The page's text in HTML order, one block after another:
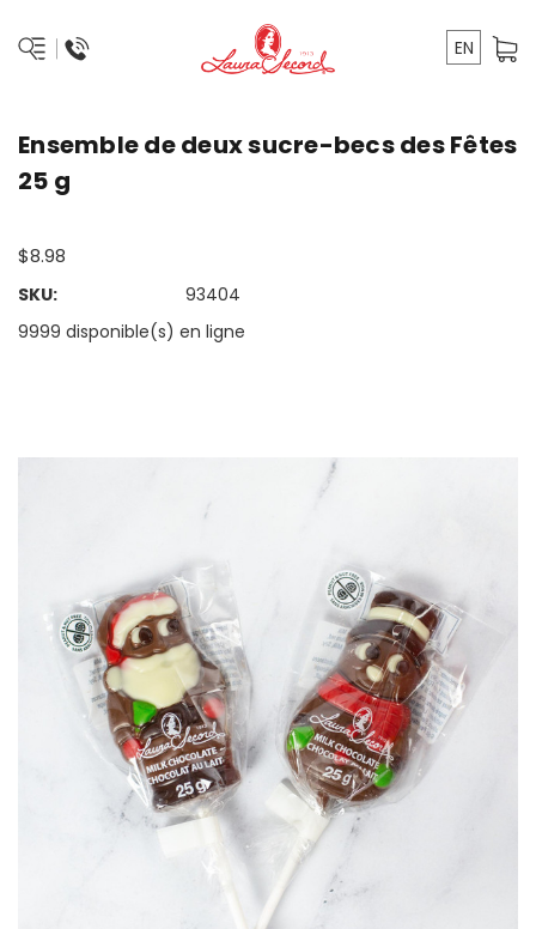
EN
Ensemble de deux sucre-becs des Fêtes
25 g
$8.98
SKU:
93404
9999 disponible(s) en ligne